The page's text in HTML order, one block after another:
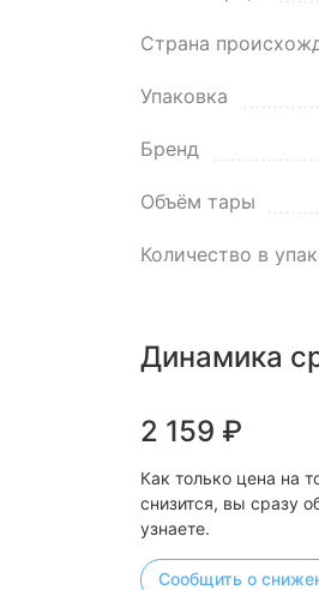
Страна
Упаковка
Бренд
Объём тары
Количество в
Динамика
2 159 ₽
Как только цена на
снизится, вы сразу
узнаете.
Сообщить о